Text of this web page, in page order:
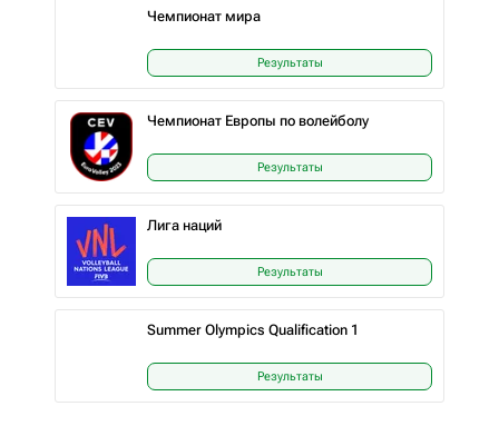
Чемпионат мира
Результаты
Чемпионат Европы по волейболу
Результаты
Лига наций
Результаты
Summer Olympics Qualification 1
Результаты